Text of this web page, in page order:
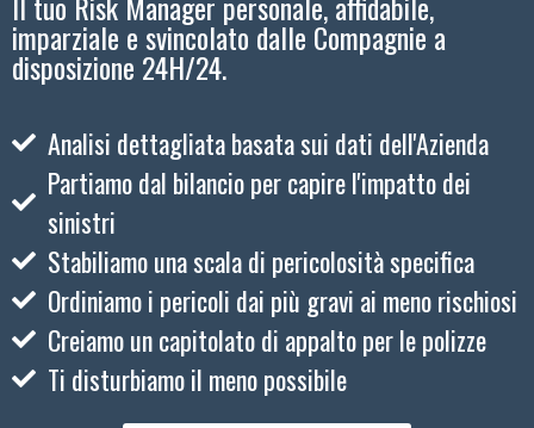
imparziale e svincolato dalle Compagnie a
disposizione 24H/24.
Analisi dettagliata basata sui dati dell'Azienda
Partiamo dal bilancio per capire l'impatto dei
sinistri
Stabiliamo una scala di pericolosità specifica
Ordiniamo i pericoli dai più gravi ai meno rischiosi
Creiamo un capitolato di appalto per le polizze
Ti disturbiamo il meno possibile